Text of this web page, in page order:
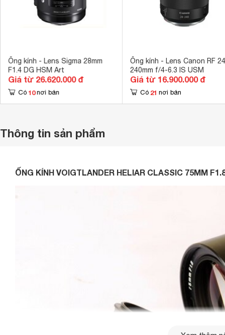
Ống kính - Lens Sigma 28mm
F1.4 DG HSM Art
Giá từ 26.620.000 đ
Có 10 nơi bán
Ống kính - Lens Canon RF
240mm f/4-6.3 IS USM
Giá từ 16.900.000 đ
Có 21 nơi bán
Thông tin sản phẩm
ỐNG KÍNH VOIGTLANDER HELIAR CLASSIC 75MM